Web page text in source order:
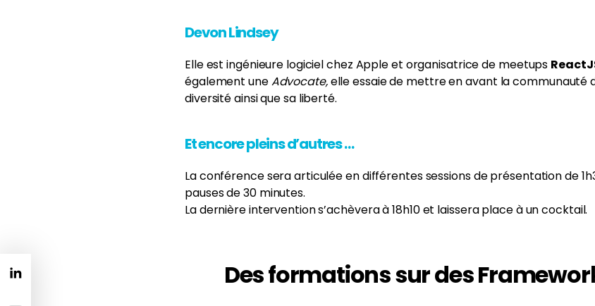
Devon Lindsey
Elle est ingénieure logiciel chez Apple et organisatrice de meetups
également uneAdvocate,elle essaie de mettre en avant la communauté
diversité ainsi que sa liberté.
Et encore pleins d’autres …
La conférence sera articulée en différentes sessions de présentation de
pauses de 30 minutes.
La dernière intervention s’achèvera à 18h10 et laissera place à un cocktail.
Des formations sur des